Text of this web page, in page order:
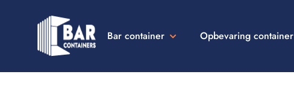
Bar container Opbevaring container